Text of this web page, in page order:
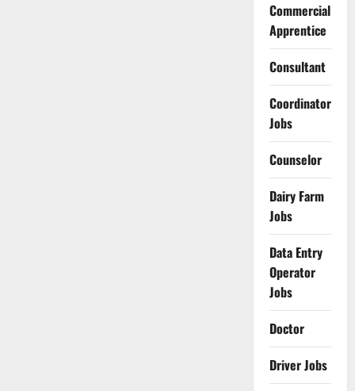
Commercial
Apprentice
Consultant
Coordinator
Jobs
Counselor
Dairy Farm
Jobs
Data Entry
Operator
Jobs
Doctor
Driver Jobs